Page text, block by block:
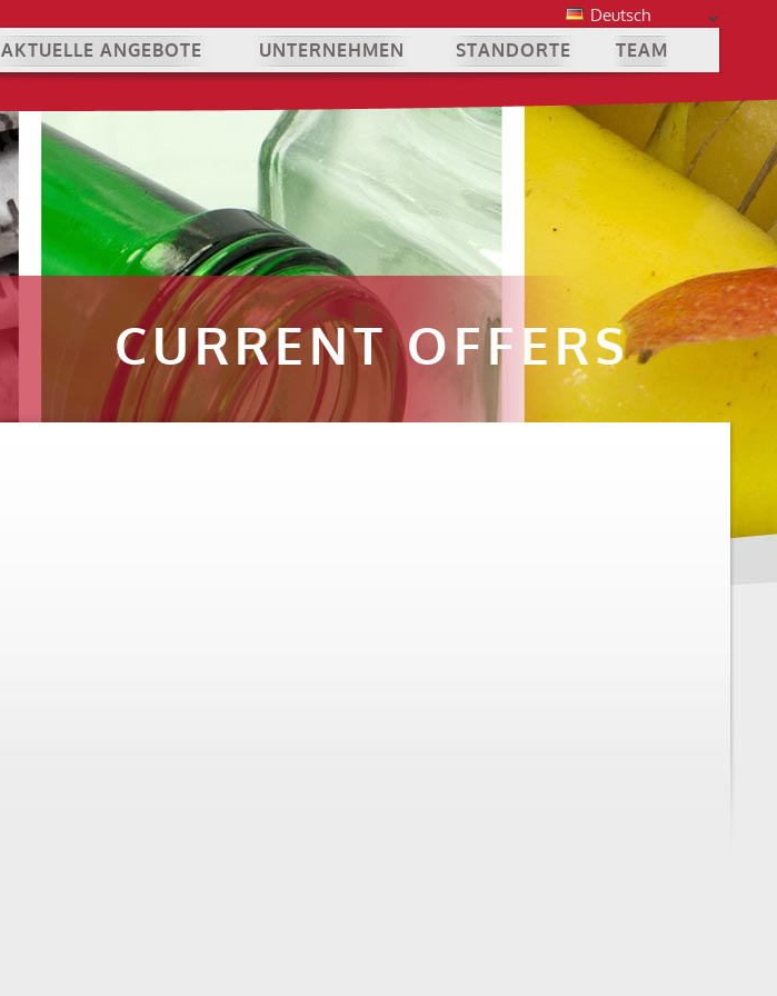
CURRENT OFFERS
Deutsch
AKTUELLE ANGEBOTE UNTERNEHMEN STANDORTE TEAM